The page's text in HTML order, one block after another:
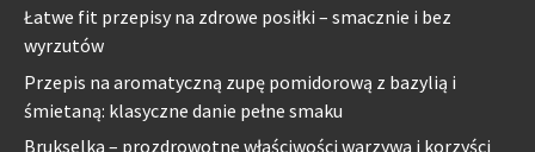
Łatwe fit przepisy na zdrowe posiłki – smacznie i bez
wyrzutów
Przepis na aromatyczną zupę pomidorową z bazylią i
śmietaną: klasyczne danie pełne smaku
Brukselka – prozdrowotne właściwości warzywa i korzyści